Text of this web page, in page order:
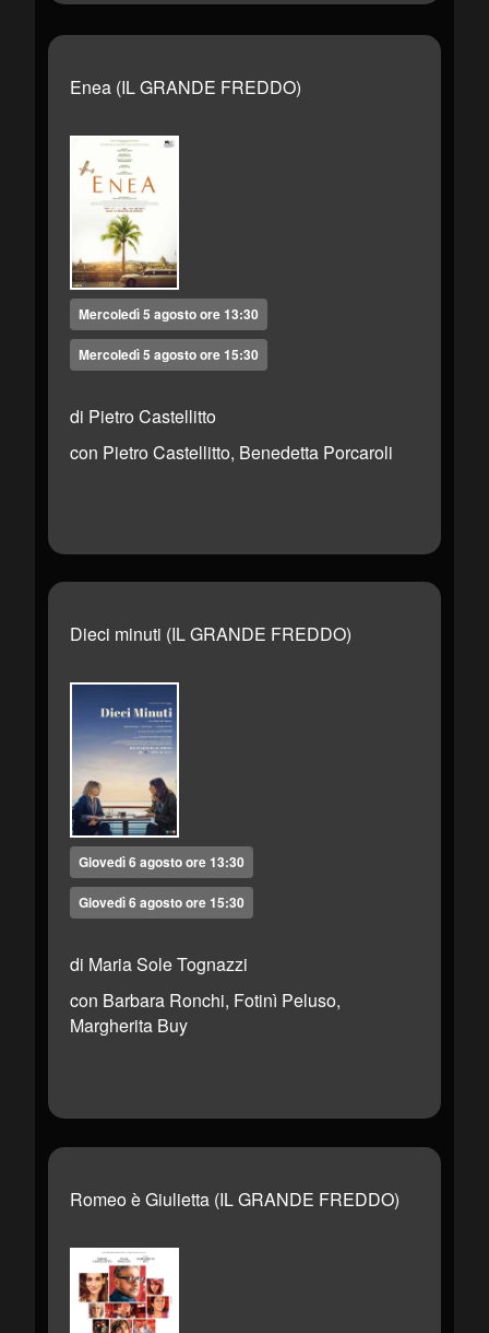
Enea (IL GRANDE FREDDO)
Mercoledì 5 agosto ore 13:30
Mercoledì 5 agosto ore 15:30
di Pietro Castellitto
con Pietro Castellitto, Benedetta Porcaroli
Dieci minuti (IL GRANDE FREDDO)
Giovedì 6 agosto ore 13:30
Giovedì 6 agosto ore 15:30
di Maria Sole Tognazzi
con Barbara Ronchi, Fotinì Peluso,
Margherita Buy
Romeo è Giulietta (IL GRANDE FREDDO)